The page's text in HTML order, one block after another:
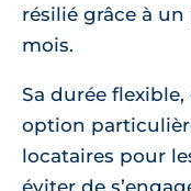
résilié grâce à
mois.
Sa durée
option
locataires pour